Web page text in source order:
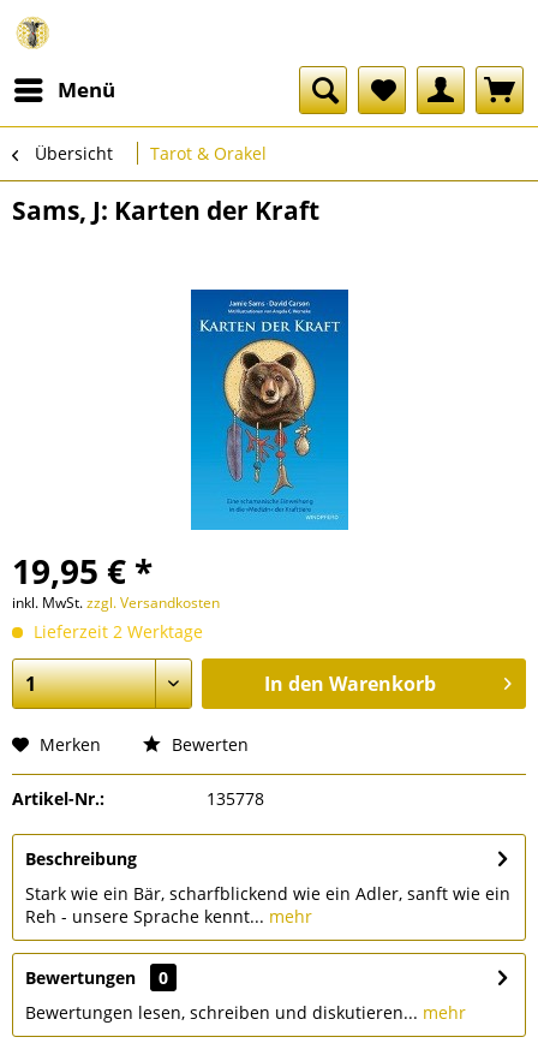
Menü
Übersicht Tarot & Orakel
Sams, J: Karten der Kraft
19,95 € *
inkl. MwSt.zzgl. Versandkosten
Lieferzeit 2 Werktage
In den Warenkorb
Merken Bewerten
Artikel-Nr.: 135778
Beschreibung
Stark wie ein Bär, scharfblickend wie ein Adler, sanft wie ein
Reh - unsere Sprache kennt... mehr
Bewertungen
0
Bewertungen lesen, schreiben und diskutieren... mehr